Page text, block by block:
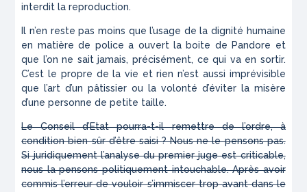
interdit la reproduction.
Il n’en reste pas moins que l’usage de la dignité humaine
en matière de police a ouvert la boite de Pandore et
que l’on ne sait jamais, précisément, ce qui va en sortir.
C’est le propre de la vie et rien n’est aussi imprévisible
que l’art d’un pâtissier ou la volonté d’éviter la misère
d’une personne de petite taille.
Le Conseil d’Etat pourra-t-il remettre de l’ordre, à
condition bien sûr d’être saisi ? Nous ne le pensons pas.
Si juridiquement l’analyse du premier juge est criticable,
nous la pensons politiquement intouchable. Après avoir
commis l’erreur de vouloir s’immiscer trop avant dans le